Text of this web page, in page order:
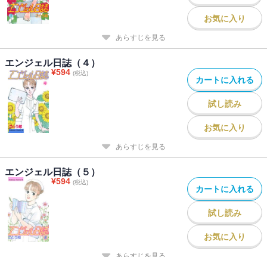
お気に入り
あらすじを見る
エンジェル日誌（４）
¥594 (税込)
カートに入れる
試し読み
お気に入り
あらすじを見る
エンジェル日誌（５）
¥594 (税込)
カートに入れる
試し読み
お気に入り